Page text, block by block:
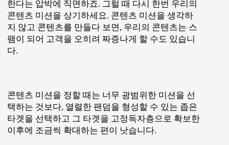
한다는 압박에 직면하죠. 그럴 때 다시 한번 우리의
콘텐츠 미션을 상기하세요. 콘텐츠 미션을 생각하
지 않고 콘텐츠를 만들다 보면, 우리의 콘텐츠는 스
팸이 되어 고객을 오히려 짜증나게 할 수도 있습니
다.
콘텐츠 미션을 정할 때는 너무 광범위한 미션을 선
택하는 것보다, 열렬한 팬덤을 형성할 수 있는 좁은
타겟을 선택하고 그 타겟을 고정독자층으로 확보한
이후에 조금씩 확대하는 편이 낫습니다.